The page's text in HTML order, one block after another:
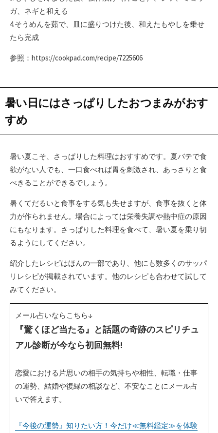
ガ、ネギと和える
4.そうめんを茹で、皿に盛りつけた後、和えたもやしを乗せ
たら完成
参照：https://cookpad.com/recipe/7225606
暑い日にはさっぱりしたおつまみがおす
すめ
暑い夏こそ、さっぱりした料理はおすすめです。夏バテで食
欲がない人でも、一口食べれば胃を刺激され、あっさりと食
べきることができるでしょう。
暑くてだるいと食事をする気も失せますが、食事を抜くと体
力が作られません。場合によっては栄養失調や熱中症の原因
にもなります。さっぱりした料理を食べて、暑い夏を乗り切
るようにしてください。
紹介したレシピはほんの一部であり、他にも数多くのサッパ
リレシピが掲載されています。他のレシピも合わせて試して
みてください。
メール占いならこちら↓
『驚くほど当たる』と話題の奇跡のスピリチュ
アル診断が今なら初回無料!
恋愛における片思いの相手の気持ちや相性、転職・仕事
の運勢、結婚や復縁の相談など、不安なことにメール占
いで答えます。
『今後の運勢』知りたい方！今だけ≪無料鑑定≫を体験